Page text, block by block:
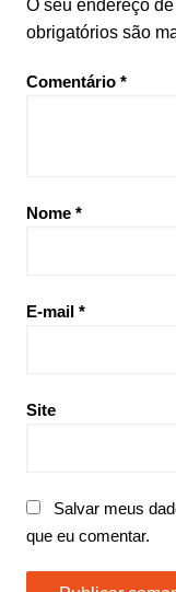
O seu endereço
obrigatórios são
Comentário *
Nome *
E-mail *
Site
Salvar meus
que eu comentar.